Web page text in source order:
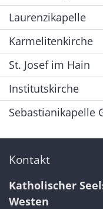
Laurenzikapelle
Karmelitenkirche
St. Josef im Hain
Institutskirche
Sebastianikapelle
Kontakt
Katholischer
Westen